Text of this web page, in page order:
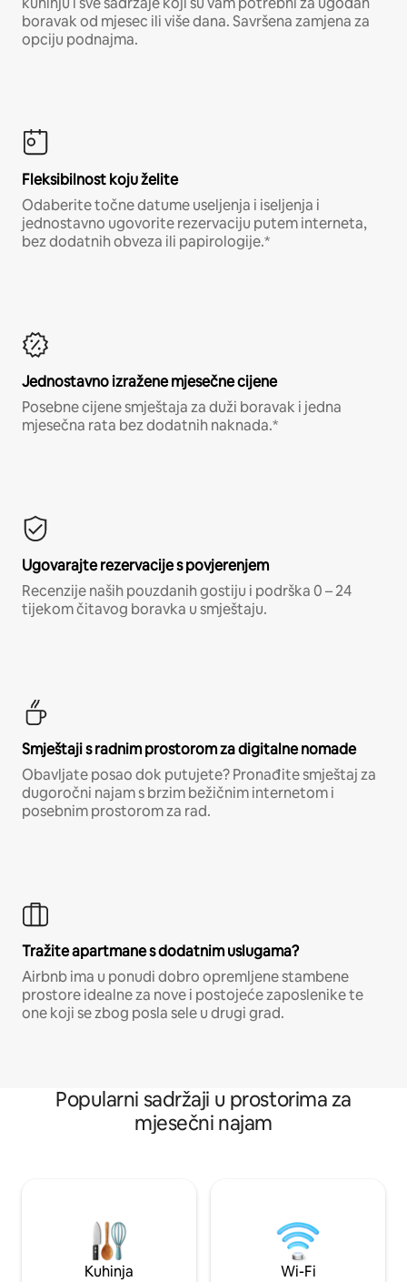
boravak od mjesec ili više dana. Savršena zamjena za
opciju podnajma.
Fleksibilnost koju želite
Odaberite točne datume useljenja i iseljenja i
jednostavno ugovorite rezervaciju putem interneta,
bez dodatnih obveza ili papirologije.*
Jednostavno izražene mjesečne cijene
Posebne cijene smještaja za duži boravak i jedna
mjesečna rata bez dodatnih naknada.*
Ugovarajte rezervacije s povjerenjem
Recenzije naših pouzdanih gostiju i podrška 0 – 24
tijekom čitavog boravka u smještaju.
Smještaji s radnim prostorom za digitalne nomade
Obavljate posao dok putujete? Pronađite smještaj za
dugoročni najam s brzim bežičnim internetom i
posebnim prostorom za rad.
Tražite apartmane s dodatnim uslugama?
Airbnb ima u ponudi dobro opremljene stambene
prostore idealne za nove i postojeće zaposlenike te
one koji se zbog posla sele u drugi grad.
Popularni sadržaji u prostorima za
mjesečni najam
Kuhinja Wi-Fi